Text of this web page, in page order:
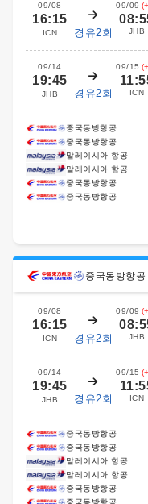
09/08
16:15
ICN 경유2회
09/09
JHB
09/14
19:45
JHB 경유2회
09/15
ICN
중국동방항공
중국동방항공
말레이시아 항공
말레이시아 항공
중국동방항공
중국동방항공
중국동방항공
09/08
16:15
ICN 경유2회
09/09
JHB
09/14
19:45
JHB 경유2회
09/15
ICN
중국동방항공
중국동방항공
말레이시아 항공
말레이시아 항공
중국동방항공
중국동방항공